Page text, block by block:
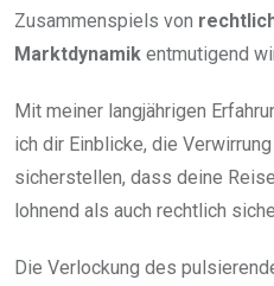
Zusammenspiels von
Marktdynamik entmutigend
Mit meiner langjährigen
ich dir Einblicke, die
sicherstellen, dass deine
lohnend als auch rechtlich
Die Verlockung des